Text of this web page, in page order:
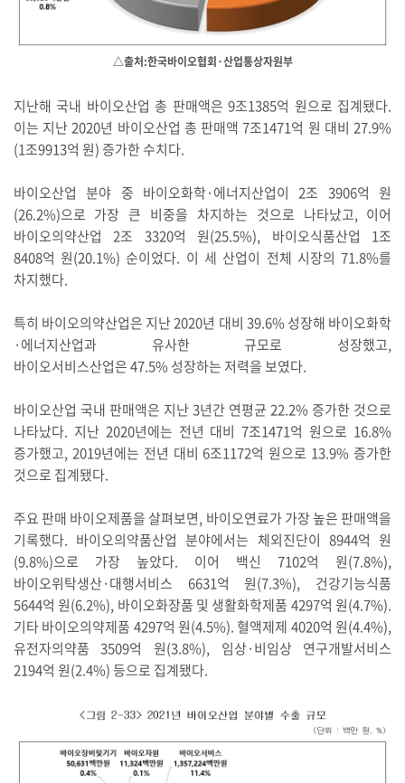
△출처:한국바이오협회·산업통상자원부
지난해 국내 바이오산업 총 판매액은 9조1385억 원으로 집계됐다.
이는 지난 2020년 바이오산업 총 판매액 7조1471억 원 대비 27.9%
(1조9913억 원) 증가한 수치다.
바이오산업 분야 중 바이오화학·에너지산업이 2조 3906억 원
(26.2%)으로 가장 큰 비중을 차지하는 것으로 나타났고, 이어
바이오의약산업 2조 3320억 원(25.5%), 바이오식품산업 1조
8408억 원(20.1%) 순이었다. 이 세 산업이 전체 시장의 71.8%를
차지했다.
특히 바이오의약산업은 지난 2020년 대비 39.6% 성장해 바이오화학
·에너지산업과 유사한 규모로 성장했고,
바이오서비스산업은 47.5% 성장하는 저력을 보였다.
바이오산업 국내 판매액은 지난 3년간 연평균 22.2% 증가한 것으로
나타났다. 지난 2020년에는 전년 대비 7조1471억 원으로 16.8%
증가했고, 2019년에는 전년 대비 6조1172억 원으로 13.9% 증가한
것으로 집계됐다.
주요 판매 바이오제품을 살펴보면, 바이오연료가 가장 높은 판매액을
기록했다. 바이오의약품산업 분야에서는 체외진단이 8944억 원
(9.8%)으로 가장 높았다. 이어 백신 7102억 원(7.8%),
바이오위탁생산·대행서비스 6631억 원(7.3%), 건강기능식품
5644억 원(6.2%), 바이오화장품 및 생활화학제품 4297억 원(4.7%).
기타 바이오의약제품 4297억 원(4.5%). 혈액제제 4020억 원(4.4%),
유전자의약품 3509억 원(3.8%), 임상·비임상 연구개발서비스
2194억 원(2.4%) 등으로 집계됐다.